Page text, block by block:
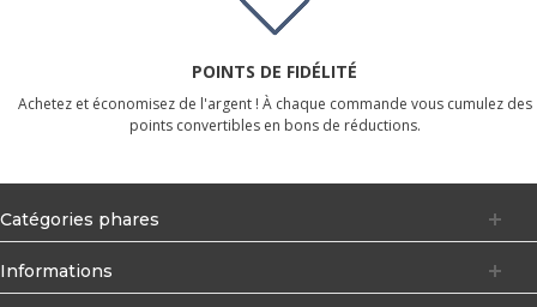
POINTS DE FIDÉLITÉ
Achetez et économisez de l'argent ! À chaque commande vous cumulez des
points convertibles en bons de réductions.
Catégories phares
Informations